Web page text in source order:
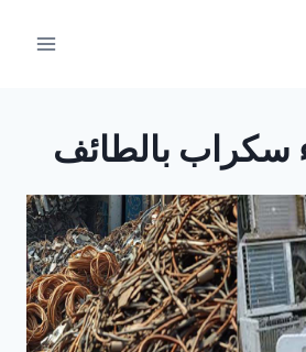
سكراب بالطائف